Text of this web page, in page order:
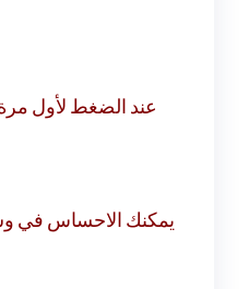
عند الضغط لأول
يمكنك الاحساس في